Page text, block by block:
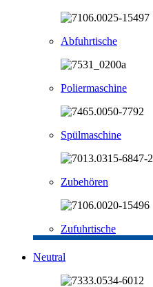
Abfuhrtische
Poliermaschine
Spülmaschine
Zubehören
Zufuhrtische
Neutral